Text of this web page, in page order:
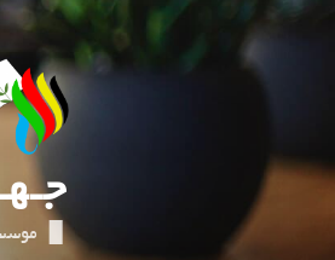
رفتن
▌▐